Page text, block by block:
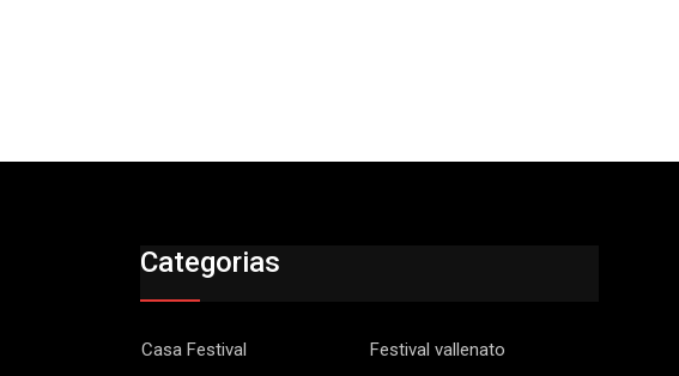
Categorias
Casa Festival Festival vallenato